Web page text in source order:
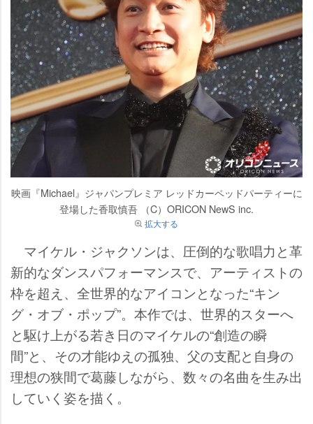
映画『Michael』ジャパンプレミア レッドカーペッドパーティーに
登場した香取慎吾 （C）ORICON NewS inc.
拡大する
マイケル・ジャクソンは、圧倒的な歌唱力と革
新的なダンスパフォーマンスで、アーティストの
枠を超え、全世界的なアイコンとなった“キン
グ・オブ・ポップ”。本作では、世界的スターへ
と駆け上がる若き日のマイケルの“創造の瞬
間”と、その才能ゆえの孤独、父の支配と自身の
理想の狭間で葛藤しながら、数々の名曲を生み出
していく姿を描く。